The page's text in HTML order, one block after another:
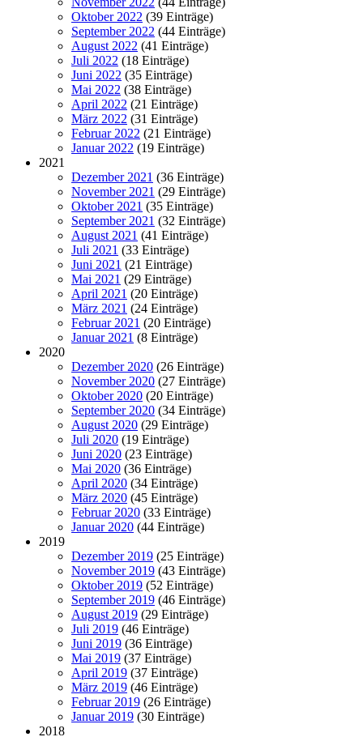
Oktober 2022 (39 Einträge)
September 2022 (44 Einträge)
August 2022 (41 Einträge)
Juli 2022 (18 Einträge)
Juni 2022 (35 Einträge)
Mai 2022 (38 Einträge)
April 2022 (21 Einträge)
März 2022 (31 Einträge)
Februar 2022 (21 Einträge)
Januar 2022 (19 Einträge)
2021
Dezember 2021 (36 Einträge)
November 2021 (29 Einträge)
Oktober 2021 (35 Einträge)
September 2021 (32 Einträge)
August 2021 (41 Einträge)
Juli 2021 (33 Einträge)
Juni 2021 (21 Einträge)
Mai 2021 (29 Einträge)
April 2021 (20 Einträge)
März 2021 (24 Einträge)
Februar 2021 (20 Einträge)
Januar 2021 (8 Einträge)
2020
Dezember 2020 (26 Einträge)
November 2020 (27 Einträge)
Oktober 2020 (20 Einträge)
September 2020 (34 Einträge)
August 2020 (29 Einträge)
Juli 2020 (19 Einträge)
Juni 2020 (23 Einträge)
Mai 2020 (36 Einträge)
April 2020 (34 Einträge)
März 2020 (45 Einträge)
Februar 2020 (33 Einträge)
Januar 2020 (44 Einträge)
2019
Dezember 2019 (25 Einträge)
November 2019 (43 Einträge)
Oktober 2019 (52 Einträge)
September 2019 (46 Einträge)
August 2019 (29 Einträge)
Juli 2019 (46 Einträge)
Juni 2019 (36 Einträge)
Mai 2019 (37 Einträge)
April 2019 (37 Einträge)
März 2019 (46 Einträge)
Februar 2019 (26 Einträge)
Januar 2019 (30 Einträge)
2018